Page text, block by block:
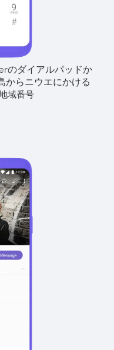
のダイアルパッドか
からニウエにかける
域番号